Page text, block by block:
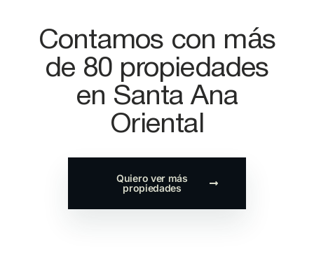
Contamos con más
de 80 propiedades
en Santa Ana
Oriental
Quiero ver más
propiedades